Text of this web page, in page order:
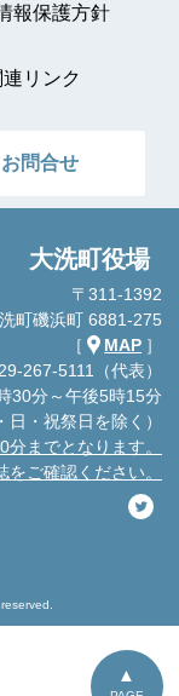
報保護方針
連リンク
お問合せ
大洗町役場
〒311-1392
町磯浜町 6881-275
［
MAP ］
267-5111（代表）
30分～午後5時15分
日・祝祭日を除く）
までとなります。
ご確認ください。